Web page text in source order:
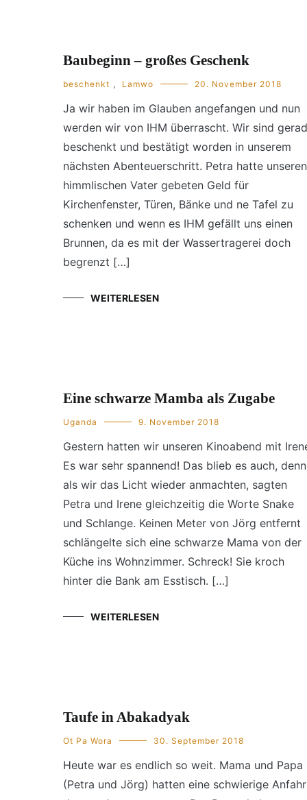
Baubeginn – großes Geschenk
beschenkt , Lamwo 20. November 2018
Ja wir haben im Glauben angefangen und nun
werden wir von IHM überrascht. Wir sind
beschenkt und bestätigt worden in unserem
nächsten Abenteuerschritt. Petra hatte unseren
himmlischen Vater gebeten Geld für
Kirchenfenster, Türen, Bänke und ne Tafel zu
schenken und wenn es IHM gefällt uns einen
Brunnen, da es mit der Wassertragerei doch
begrenzt […]
WEITERLESEN
Eine schwarze Mamba als Zugabe
Uganda 9. November 2018
Gestern hatten wir unseren Kinoabend mit
Es war sehr spannend! Das blieb es auch, denn
als wir das Licht wieder anmachten, sagten
Petra und Irene gleichzeitig die Worte Snake
und Schlange. Keinen Meter von Jörg entfernt
schlängelte sich eine schwarze Mama von der
Küche ins Wohnzimmer. Schreck! Sie kroch
hinter die Bank am Esstisch. […]
WEITERLESEN
Taufe in Abakadyak
Ot Pa Wora 30. September 2018
Heute war es endlich so weit. Mama und Papa
(Petra und Jörg) hatten eine schwierige